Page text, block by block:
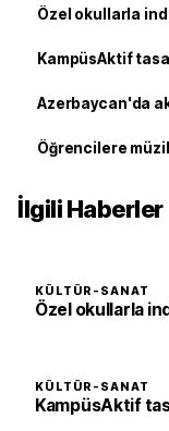
Özel okullarla
KampüsAktif
Azerbaycan'da
Öğrencilere
İlgili Haberler
KÜLTÜR-SANAT
Özel okullarla
KÜLTÜR-SANAT
KampüsAktif